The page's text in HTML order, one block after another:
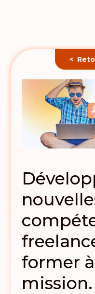
<
former
mission.